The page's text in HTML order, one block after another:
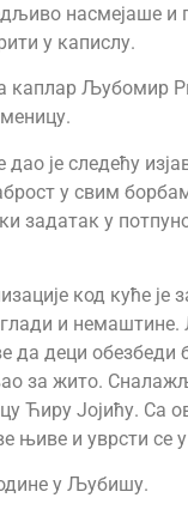
насмејаше
у капислу.
Љубомир
дао је следећу
у свим
задатак у
код куће
глади и
да деци
за жито.
Ћиру Јојићу. Са
њиве и уврсти се
у Љубишу.